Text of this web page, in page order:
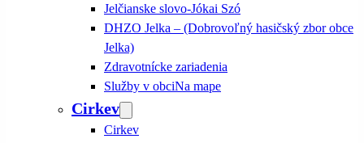
Jelčianske slovo-Jókai Szó
DHZO Jelka – (Dobrovoľný hasičský zbor obce
Jelka)
Zdravotnícke zariadenia
Služby v obciNa mape
Cirkev
Cirkev